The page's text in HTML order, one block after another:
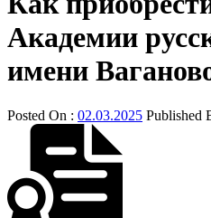
Академии
имени
Posted On : 02.03.2025 Published